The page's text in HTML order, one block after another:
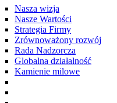
Nasza wizja
Nasze Wartości
Strategia Firmy
Zrównoważony rozwój
Rada Nadzorcza
Globalna działalność
Kamienie milowe